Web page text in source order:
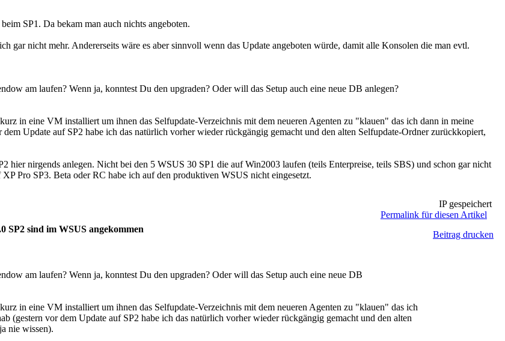
SP1. Da bekam man auch nichts angeboten.
gar nicht mehr. Andererseits wäre es aber sinnvoll wenn das Update angeboten würde, damit alle Konsolen die man evtl.
am laufen? Wenn ja, konntest Du den upgraden? Oder will das Setup auch eine neue DB anlegen?
in eine VM installiert um ihnen das Selfupdate-Verzeichnis mit dem neueren Agenten zu "klauen" das ich dann in meine
Update auf SP2 habe ich das natürlich vorher wieder rückgängig gemacht und den alten Selfupdate-Ordner zurückkopiert,
hier nirgends anlegen. Nicht bei den 5 WSUS 30 SP1 die auf Win2003 laufen (teils Enterpreise, teils SBS) und schon gar nicht
Pro SP3. Beta oder RC habe ich auf den produktiven WSUS nicht eingesetzt.
IP gespeichert
Permalink für diesen Artikel
sind im WSUS angekommen
Beitrag drucken
am laufen? Wenn ja, konntest Du den upgraden? Oder will das Setup auch eine neue DB
in eine VM installiert um ihnen das Selfupdate-Verzeichnis mit dem neueren Agenten zu "klauen" das ich
(gestern vor dem Update auf SP2 habe ich das natürlich vorher wieder rückgängig gemacht und den alten
nie wissen).